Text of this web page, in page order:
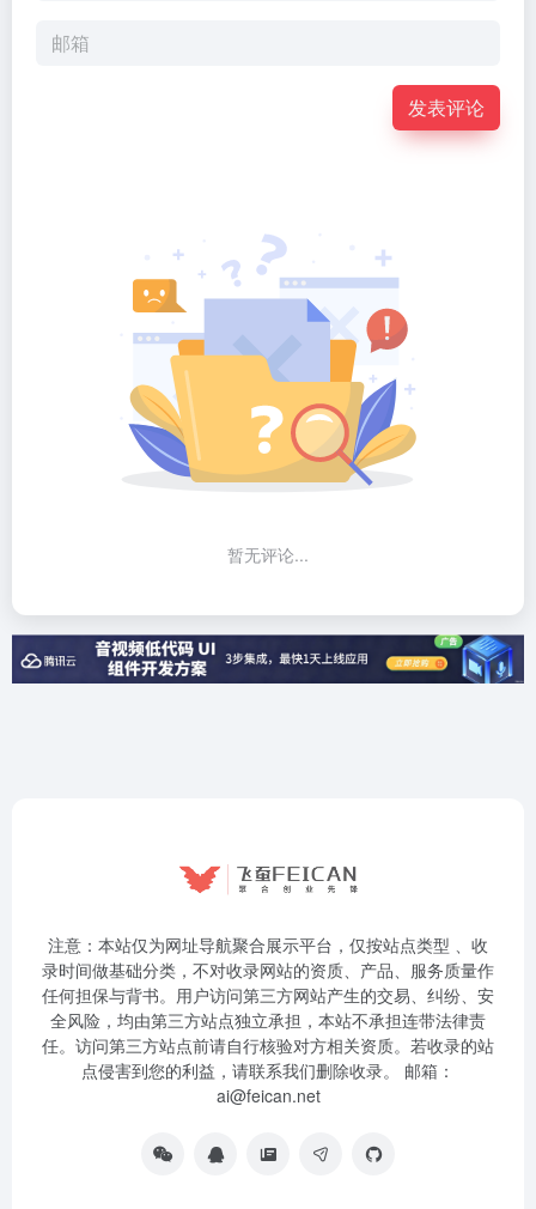
发表评论
暂无评论...
注意：本站仅为网址导航聚合展示平台，仅按站点类型 、收
录时间做基础分类，不对收录网站的资质、产品、服务质量作
任何担保与背书。用户访问第三方网站产生的交易、纠纷、安
全风险，均由第三方站点独立承担，本站不承担连带法律责
任。访问第三方站点前请自行核验对方相关资质。若收录的站
点侵害到您的利益，请联系我们删除收录。 邮箱：
ai@feican.net